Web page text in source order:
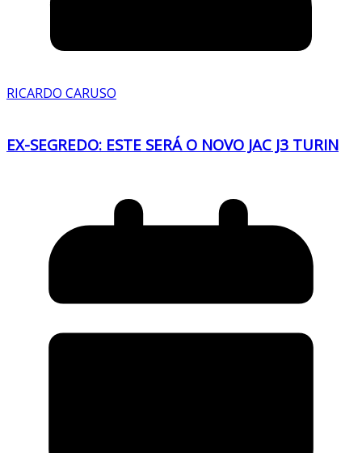
RICARDO CARUSO
EX-SEGREDO: ESTE SERÁ O NOVO JAC J3 TURIN